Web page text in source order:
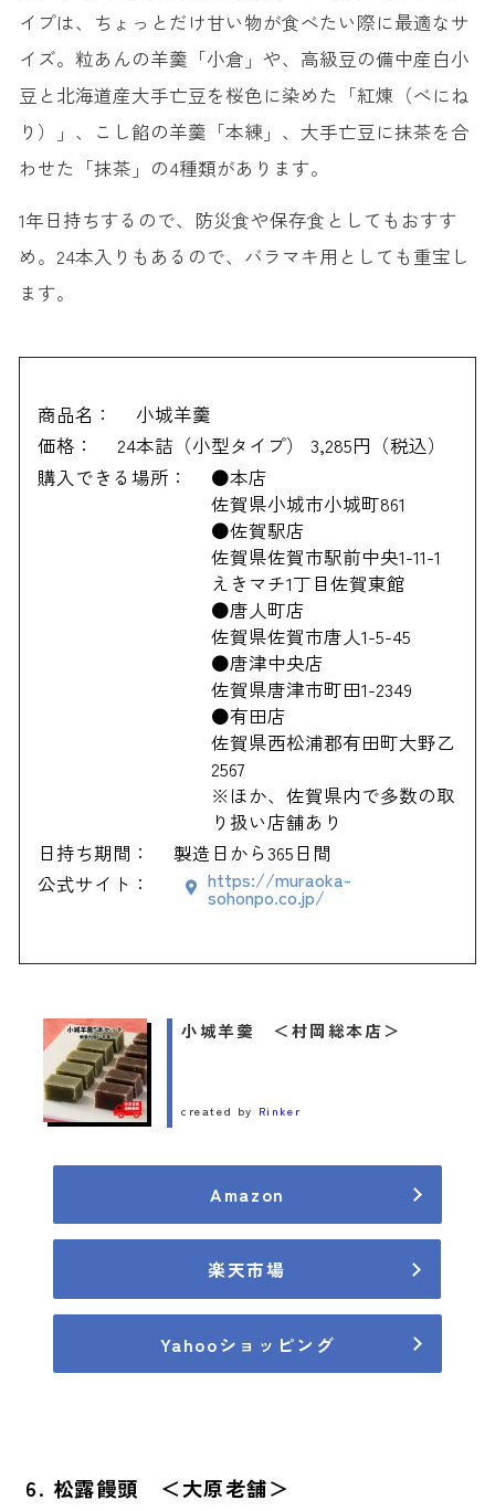
イプは、ちょっとだけ甘い物が食べたい際に最適なサ
イズ。粒あんの羊羹「小倉」や、高級豆の備中産白小
豆と北海道産大手亡豆を桜色に染めた「紅煉（べにね
り）」、こし餡の羊羹「本練」、大手亡豆に抹茶を合
わせた「抹茶」の4種類があります。
1年日持ちするので、防災食や保存食としてもおすす
め。24本入りもあるので、バラマキ用としても重宝し
ます。
商品名：
小城羊羹
価格：
24本詰（小型タイプ） 3,285円（税込）
購入できる場所：
●本店
佐賀県小城市小城町861
●佐賀駅店
佐賀県佐賀市駅前中央1-11-1
えきマチ1丁目佐賀東館
●唐人町店
佐賀県佐賀市唐人1-5-45
●唐津中央店
佐賀県唐津市町田1-2349
●有田店
佐賀県西松浦郡有田町大野乙
2567
※ほか、佐賀県内で多数の取
り扱い店舗あり
日持ち期間：
製造日から365日間
公式サイト：
https://muraoka-
sohonpo.co.jp/
小城羊羹 ＜村岡総本店＞
created by Rinker
Amazon
楽天市場
Yahooショッピング
6. 松露饅頭 ＜大原老舗＞